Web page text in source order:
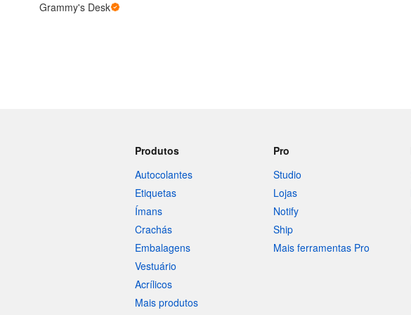
Grammy's Desk
Produtos
Autocolantes
Etiquetas
Ímans
Crachás
Embalagens
Vestuário
Acrílicos
Mais produtos
Pro
Studio
Lojas
Notify
Ship
Mais ferramentas Pro